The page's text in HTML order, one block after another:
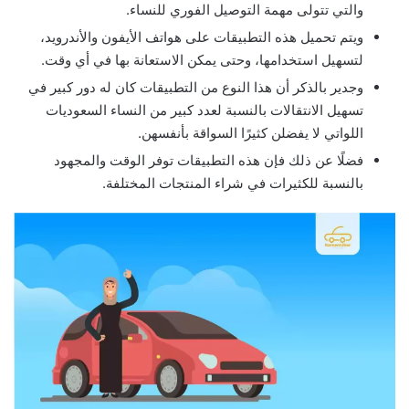
والتي تتولى مهمة التوصيل الفوري للنساء.
ويتم تحميل هذه التطبيقات على هواتف الأيفون والأندرويد،
لتسهيل استخدامها، وحتى يمكن الاستعانة بها في أي وقت.
وجدير بالذكر أن هذا النوع من التطبيقات كان له دور كبير في
تسهيل الانتقالات بالنسبة لعدد كبير من النساء السعوديات
اللواتي لا يفضلن كثيرًا السواقة بأنفسهن.
فضلًا عن ذلك فإن هذه التطبيقات توفر الوقت والمجهود
بالنسبة للكثيرات في شراء المنتجات المختلفة.